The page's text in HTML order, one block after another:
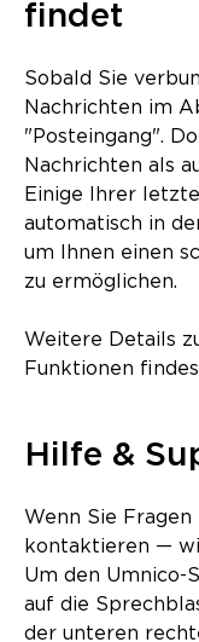
findet
Sobald Sie
Nachrichten im
"Posteingang".
Nachrichten als
Einige Ihrer
automatisch in
um Ihnen einen
zu ermöglichen.
Weitere Details
Funktionen
Hilfe &
Wenn Sie Fragen
kontaktieren —
Um den Umnico-
auf die
der unteren